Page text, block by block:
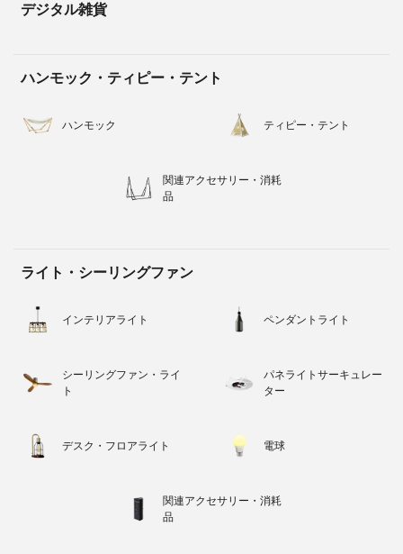
デジタル雑貨
ハンモック・ティピー・テント
ハンモック ティピー・テント
関連アクセサリー・消耗
品
ライト・シーリングファン
インテリアライト ペンダントライト
シーリングファン・ライ
ト
パネライトサーキュレー
ター
デスク・フロアライト 電球
関連アクセサリー・消耗
品